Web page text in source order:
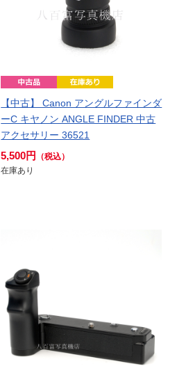
【中古】 Canon アングルファインダ
ーC キヤノン ANGLE FINDER 中古
アクセサリー 36521
5,500円
（税込）
在庫あり